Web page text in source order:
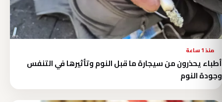
منذ 1 ساعة
أطباء يحذرون من سيجارة ما قبل النوم وتأثيرها في التنفس
وجودة النوم